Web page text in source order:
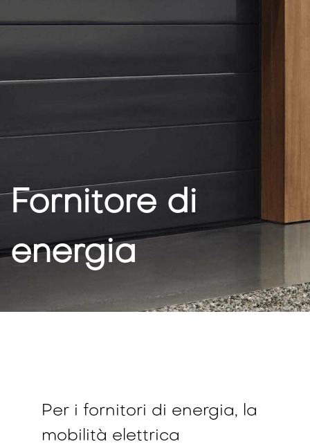
Fornitore di
energia
Per i fornitori di energia, la
mobilità elettrica